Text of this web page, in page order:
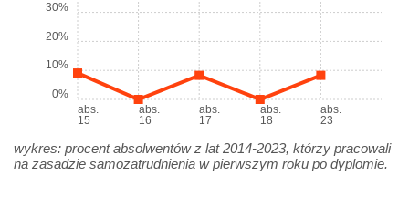
abs.
15
abs.
16
abs.
17
abs.
18
abs.
23
0%
10%
20%
30%
wykres: procent absolwentów z lat 2014-2023, którzy pracowali
na zasadzie samozatrudnienia w pierwszym roku po dyplomie.